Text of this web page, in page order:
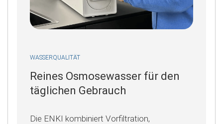
WASSERQUALITÄT
Reines Osmosewasser für den
täglichen Gebrauch
Die ENKI kombiniert Vorfiltration,